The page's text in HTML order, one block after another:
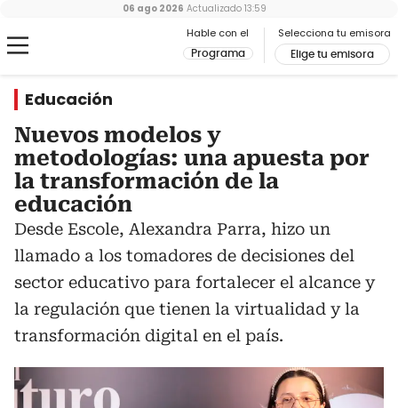
Hable con el
Programa
Selecciona tu emisora
Elige tu emisora
06 ago 2026 Actualizado 13:59
Educación
Nuevos modelos y
metodologías: una apuesta por
la transformación de la
educación
Desde Escole, Alexandra Parra, hizo un
llamado a los tomadores de decisiones del
sector educativo para fortalecer el alcance y
la regulación que tienen la virtualidad y la
transformación digital en el país.